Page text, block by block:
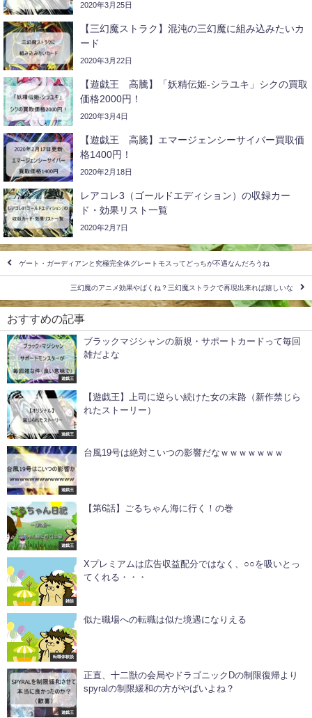
2020年3月25日
【三幻魔ストラク】混沌の三幻魔に組み込みたいカ
ード
2020年3月22日
【遊戯王 高騰】「妖精伝姫-シラユキ」シクの買取
価格2000円！
2020年3月4日
【遊戯王 高騰】エマージェンシーサイバー買取価
格1400円！
2020年2月18日
レアコレ3（ゴールドエディション）の収録カー
ド・効果リスト一覧
2020年2月7日
ゲート・ガーディアンと究極完全体グレートモスってどっちが不遇なんだろうね
三幻魔のアニメ効果やばくね？三幻魔ストラクで再現出来れば嬉しいな
おすすめの記事
遊戯王
ブラックマジシャンの新規・サポートカードって毎回
雑だよな
遊戯王
【遊戯王】上司に逆らい続けた女の末路（新作禁じら
れたストーリー）
遊戯王
台風19号は絶対こいつの影響だなｗｗｗｗｗｗｗ
遊戯王
【第6話】ごるちゃん海に行く！の巻
雑談
Xプレミアムは広告収益配分ではなく、○○を吸いとっ
てくれる・・・
転職体験談
似た職場への転職は似た境遇になりえる
遊戯王
正直、十二獣の会局やドラゴニックDの制限復帰より
spyralの制限緩和の方がやばいよね？